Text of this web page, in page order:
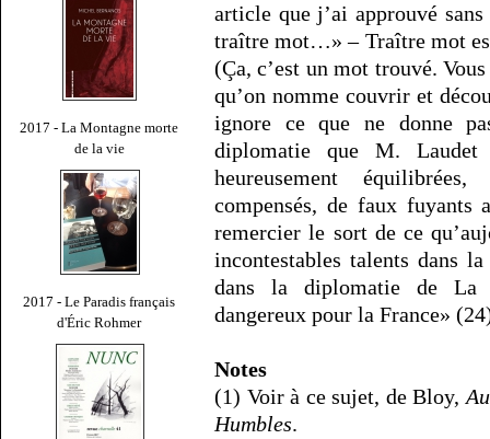
2017 - La Montagne morte
de la vie
2017 - Le Paradis français
d'Éric Rohmer
article que j’ai approuvé
traître mot…» – Traître mot
(Ça, c’est un mot trouvé.
qu’on nomme couvrir et
ignore ce que ne donne
diplomatie que M.
heureusement équilibrées,
compensés, de faux fuyants
remercier le sort de ce
incontestables talents dans
dans la diplomatie de La
dangereux pour la France»
Notes
(1) Voir à ce sujet, de Bloy,
Humbles.